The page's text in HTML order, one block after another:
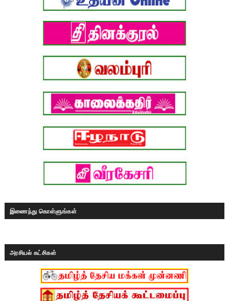
இணைந்து கொள்ளுங்கள்
அரசியல் கட்சிகள்